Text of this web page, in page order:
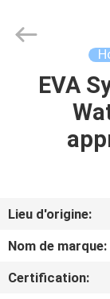
MAISON
PRODUITS
SUJET
DE
NOUS
Rights
EVA
Lieu d'origine:
Nom de marque:
Certification: